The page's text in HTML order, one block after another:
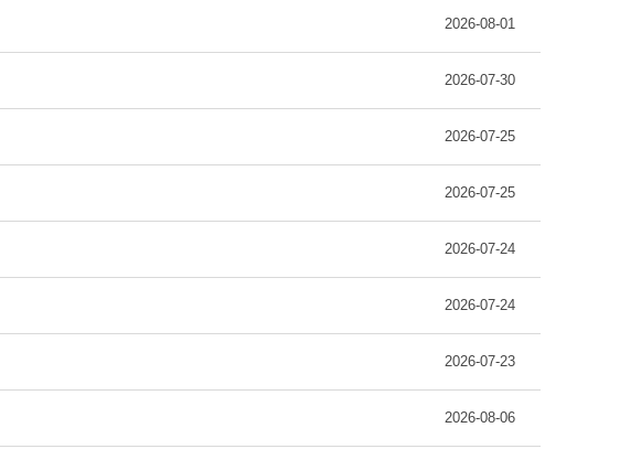
2026-08-01
2026-07-30
2026-07-25
2026-07-25
2026-07-24
2026-07-24
2026-07-23
2026-08-06